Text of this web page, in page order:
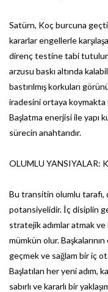
Satürn, Koç burcuna
kararlar engellerle
direnç testine tabi tutulur.
arzusu baskı altında
bastırılmış korkuları
iradesini ortaya koymakta
Başlatma enerjisi ile yapı
sürecin anahtarıdır.
OLUMLU YANSIYALAR:
Bu transitin olumlu tarafı,
potansiyelidir. İç disiplin
stratejik adımlar atmak ve
mümkün olur.
geçmek ve sağlam bir iç
Başlatılan her yeni adım,
sabırlı ve kararlı bir